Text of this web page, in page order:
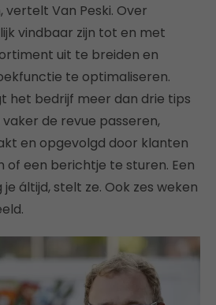
vertelt Van Peski. Over
vindbaar zijn tot en met
uit te breiden en
te optimaliseren.
het bedrijf meer dan drie tips
de revue passeren,
en opgevolgd door klanten
of een berichtje te sturen. Een
áltijd, stelt ze. Ook zes weken